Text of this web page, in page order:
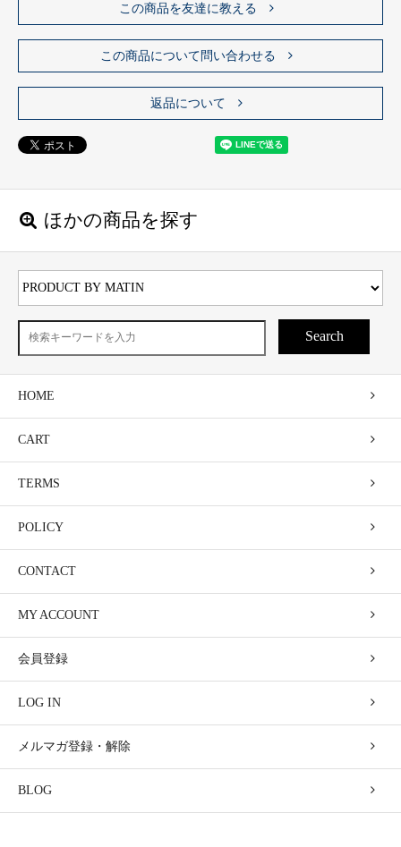
この商品を友達に教える
この商品について問い合わせる
返品について
ほかの商品を探す
Search
HOME
CART
TERMS
POLICY
CONTACT
MY ACCOUNT
会員登録
LOG IN
メルマガ登録・解除
BLOG